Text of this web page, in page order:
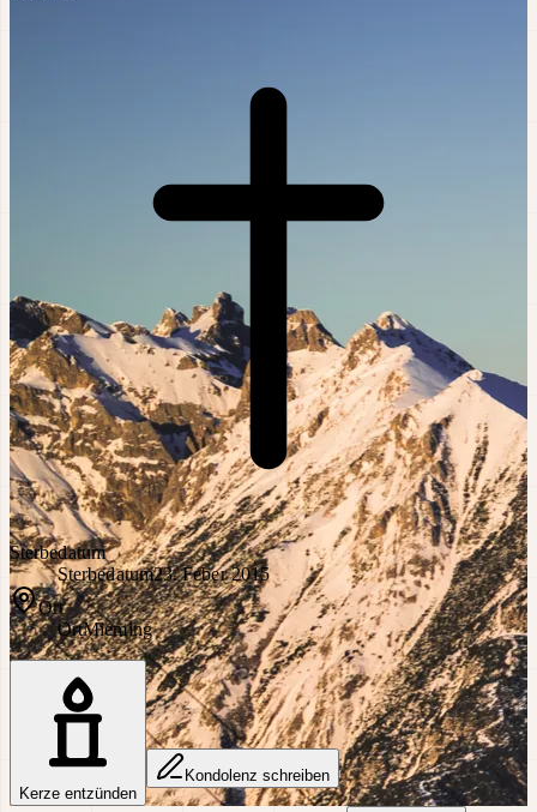
Sterbedatum
Sterbedatum23. Feber 2015
Ort
OrtMieming
Kerze entzünden
Kondolenz schreiben